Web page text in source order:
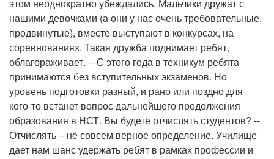
этом неоднократно убеждались. Мальчики дружат с
нашими девочками (а они у нас очень требовательные,
продвинутые), вместе выступают в конкурсах, на
соревнованиях. Такая дружба поднимает ребят,
облагораживает. -- С этого года в техникум ребята
принимаются без вступительных экзаменов. Но
уровень подготовки разный, и рано или поздно для
кого-то встанет вопрос дальнейшего продолжения
образования в НСТ. Вы будете отчислять студентов? --
Отчислять – не совсем верное определение. Училище
дает нам шанс удержать ребят в рамках профессии и